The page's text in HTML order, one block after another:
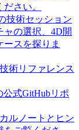
さい。
技術セッション
ャの選択、4D開
スを探りま
術リファレンス
公式GitHubリポ
ルノートとヒン